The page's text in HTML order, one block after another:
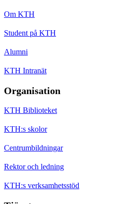
Om KTH
Student på KTH
Alumni
KTH Intranät
Organisation
KTH Biblioteket
KTH:s skolor
Centrumbildningar
Rektor och ledning
KTH:s verksamhetsstöd